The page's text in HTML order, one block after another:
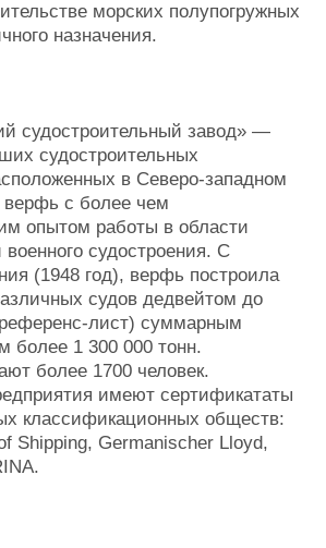
морских полупогружных
назначения.
судостроительный завод» —
судостроительных
в Северо-западном
верфь с более чем
опытом работы в области
военного судостроения. С
(1948 год), верфь построила
судов дедвейтом до
лист) суммарным
более 1 300 000 тонн.
более 1700 человек.
имеют сертификататы
классификационных обществ:
Shipping, Germanischer Lloyd,